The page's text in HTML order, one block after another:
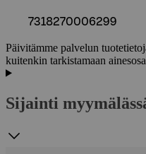
7318270006299
Päivitämme palvelun
kuitenkin tarkistamaan
Sijainti